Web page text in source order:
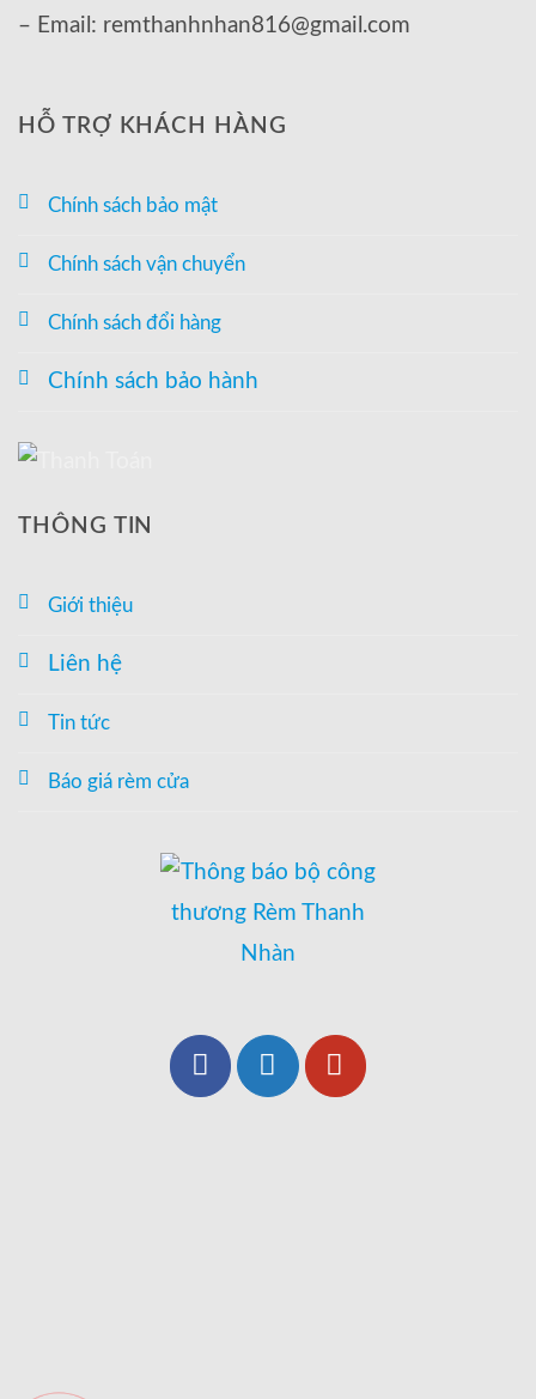
– Email: remthanhnhan816@gmail.com
HỖ TRỢ KHÁCH HÀNG
Chính sách bảo mật
Chính sách vận chuyển
Chính sách đổi hàng
Chính sách bảo hành
THÔNG TIN
Giới thiệu
Liên hệ
Tin tức
Báo giá rèm cửa